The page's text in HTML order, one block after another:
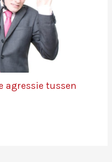
agressie tussen